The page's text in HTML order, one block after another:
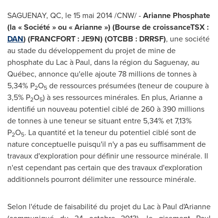
SAGUENAY, QC, le 15 mai 2014 /CNW/ -Arianne Phosphate
(la « Société » ou « Arianne ») (Bourse de croissanceTSX :
DAN) (FRANCFORT : JE9N) (OTCBB : DRRSF), une société
au stade du développement du projet de mine de
phosphate du Lac à Paul, dans la région du Saguenay, au
Québec, annonce qu'elle ajoute 78 millions de tonnes à
5,34% P2O5 de ressources présumées (teneurde coupure à
3,5% P2O5) à ses ressources minérales. En plus, Arianne a
identifié un nouveau potentiel ciblé de 260 à 390 millions
de tonnes à uneteneurse situant entre 5,34% et 7,13%
P2O5. La quantité et lateneurdu potentiel ciblé sont de
nature conceptuelle puisqu'il n'y a pas eu suffisamment de
travaux d'exploration pour définir une ressource minérale. Il
n'est cependant pas certain que des travaux d'exploration
additionnels pourront délimiter une ressource minérale.
Selon l'étude de faisabilité du projet du Lac à Paul d'Arianne